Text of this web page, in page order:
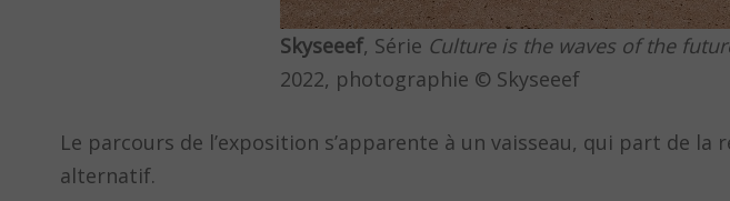
Skyseeef, Série Culture is the waves of the
2022, photographie © Skyseeef
Le parcours de l’exposition s’apparente à un vaisseau, qui part de
alternatif.